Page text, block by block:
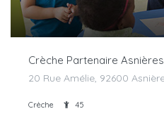
Crèche Partenaire
20 Rue Amélie, 92600
Crèche 45